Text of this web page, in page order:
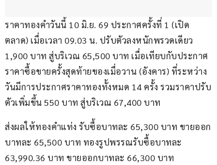
ราคาทองคำวันนี้ 10 มิ.ย. 69 ประกาศครั้งที่ 1 (เปิด
ตลาด) เมื่อเวลา 09.03 น. ปรับตัวลงหนักพรวดเดียว
1,900 บาท สู่บริเวณ 65,500 บาท เมื่อเทียบกับประกาศ
ราคาซื้อขายครั้งสุดท้ายของเมื่อวาน (อังคาร) ที่ระหว่าง
วันมีการประกาศราคาทองทั้งหมด 14 ครั้ง รวมราคาปรับ
ตัวเพิ่มขึ้น 550 บาท สู่บริเวณ 67,400 บาท
ส่งผลให้ทองคำแท่ง รับซื้อบาทละ 65,300 บาท ขายออก
บาทละ 65,500 บาท ทองรูปพรรณรับซื้อบาทละ
63,990.36 บาท ขายออกบาทละ 66,300 บาท